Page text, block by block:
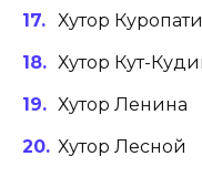
Хутор
Хутор Кут-
Хутор Ленина
Хутор Лесной